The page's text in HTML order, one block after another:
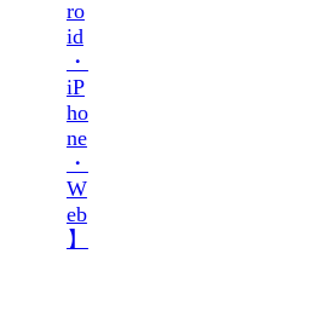
ro
id
・
iP
ho
ne
・
W
eb
】